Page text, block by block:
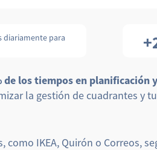
diariamente para
de los tiempos en planificación
la gestión de cuadrantes y
IKEA, Quirón o Correos,